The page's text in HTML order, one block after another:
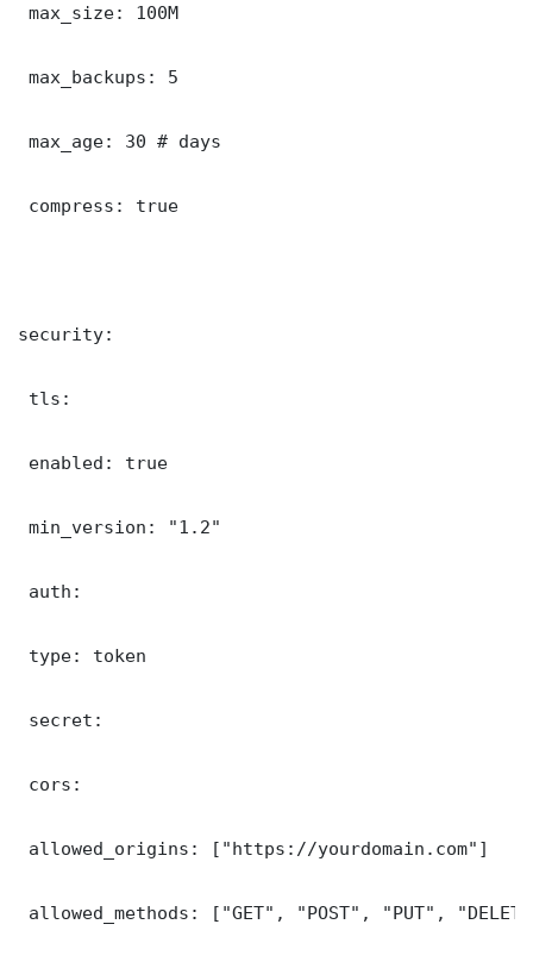
max_size: 100M
max_backups: 5
max_age: 30 # days
compress: true
security:
tls:
enabled: true
min_version: "1.2"
auth:
type: token
secret:
cors:
allowed_origins: ["https://yourdomain.com"]
allowed_methods: ["GET", "POST", "PUT",